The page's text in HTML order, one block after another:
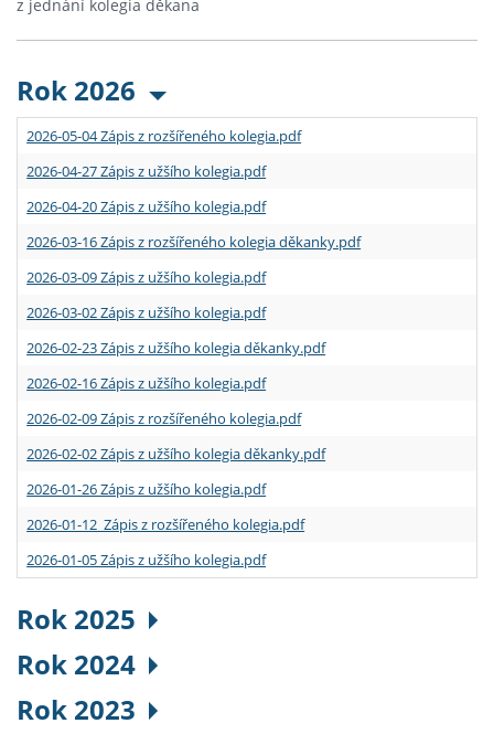
z jednání kolegia děkana
Rok 2026
2026-05-04 Zápis z rozšířeného kolegia.pdf
2026-04-27 Zápis z užšího kolegia.pdf
2026-04-20 Zápis z užšího kolegia.pdf
2026-03-16 Zápis z rozšířeného kolegia děkanky.pdf
2026-03-09 Zápis z užšího kolegia.pdf
2026-03-02 Zápis z užšího kolegia.pdf
2026-02-23 Zápis z užšího kolegia děkanky.pdf
2026-02-16 Zápis z užšího kolegia.pdf
2026-02-09 Zápis z rozšířeného kolegia.pdf
2026-02-02 Zápis z užšího kolegia děkanky.pdf
2026-01-26 Zápis z užšího kolegia.pdf
2026-01-12 Zápis z rozšířeného kolegia.pdf
2026-01-05 Zápis z užšího kolegia.pdf
Rok 2025
Rok 2024
Rok 2023